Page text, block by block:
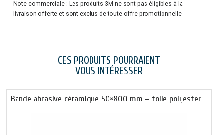
Note commerciale : Les produits 3M ne sont pas éligibles à la
livraison offerte et sont exclus de toute offre promotionnelle.
CES PRODUITS POURRAIENT
VOUS INTÉRESSER
Bande abrasive céramique 50×800 mm – toile polyester